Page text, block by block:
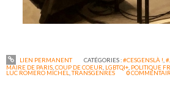
LIEN PERMANENT CATÉGORIES :#CESGENSLÀ !
MAIRE DE PARIS ,COUP DE COEUR LGBTQI+ POLITIQUE
LUC ROMERO MICHEL ,TRANSGENRES 0